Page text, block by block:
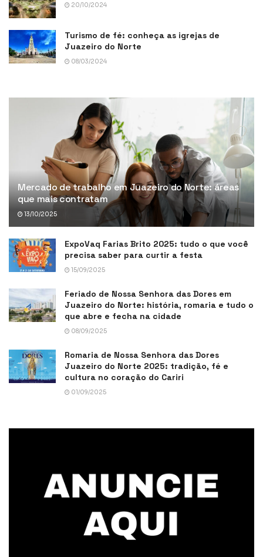
20/10/2024
Turismo de fé: conheça as igrejas de
Juazeiro do Norte
08/03/2024
Mercado de trabalho em Juazeiro do Norte: áreas
que mais contratam
13/10/2025
ExpoVaq Farias Brito 2025: tudo o que você
precisa saber para curtir a festa
15/09/2025
Feriado de Nossa Senhora das Dores em
Juazeiro do Norte: história, romaria e tudo o
que abre e fecha na cidade
08/09/2025
Romaria de Nossa Senhora das Dores
Juazeiro do Norte 2025: tradição, fé e
cultura no coração do Cariri
01/09/2025